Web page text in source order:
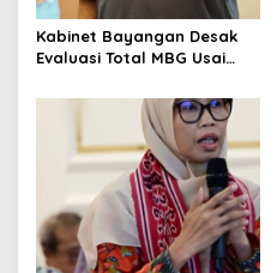
Kabinet Bayangan Desak
Evaluasi Total MBG Usai
Massal